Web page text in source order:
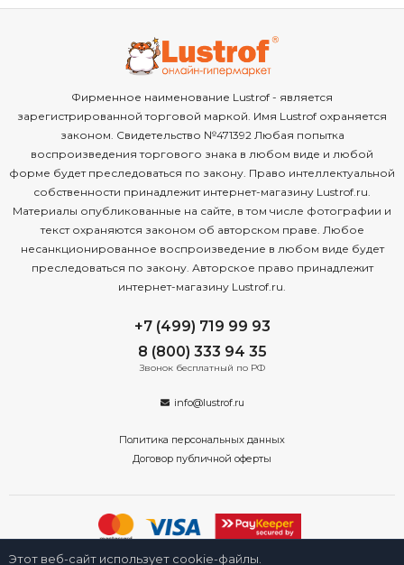
Фирменное наименование Lustrof - является
зарегистрированной торговой маркой. Имя Lustrof охраняется
законом. Свидетельство №471392 Любая попытка
воспроизведения торгового знака в любом виде и любой
форме будет преследоваться по закону. Право интеллектуальной
собственности принадлежит интернет-магазину Lustrof.ru.
Материалы опубликованные на сайте, в том числе фотографии и
текст охраняются законом об авторском праве. Любое
несанкционированное воспроизведение в любом виде будет
преследоваться по закону. Авторское право принадлежит
интернет-магазину Lustrof.ru.
+7 (499) 719 99 93
8 (800) 333 94 35
Звонок бесплатный по РФ
info@lustrof.ru
Политика персональных данных
Договор публичной оферты
Этот веб-сайт использует cookie-файлы.